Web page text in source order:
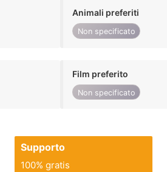
Animali preferiti
Non specificato
Film preferito
Non specificato
Supporto
100% gratis